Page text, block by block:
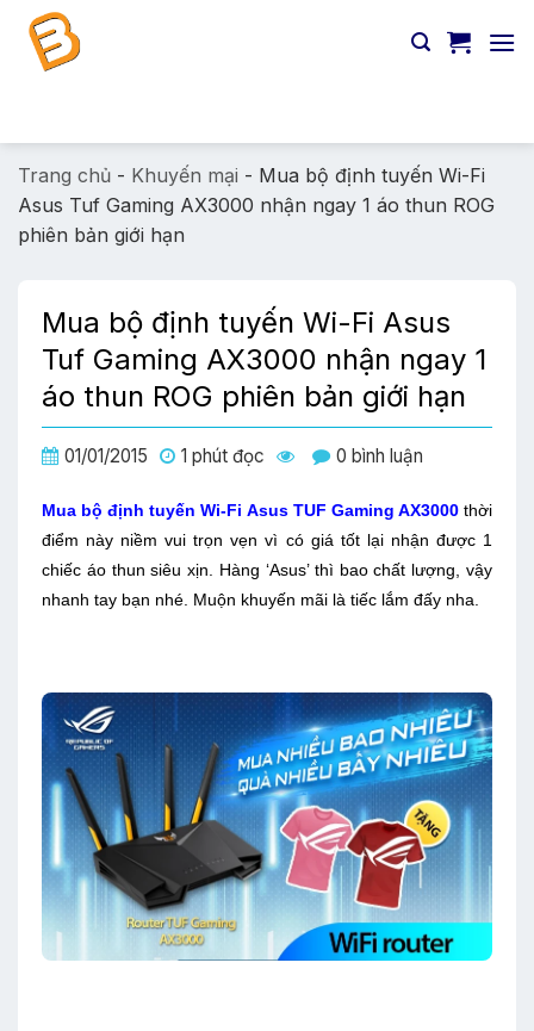
Chuyển
đến
Trang chủ - Khuyến mại - Mua bộ định tuyến Wi-Fi
Asus Tuf Gaming AX3000 nhận ngay 1 áo thun ROG
phiên bản giới hạn
Mua bộ định tuyến Wi-Fi Asus
Tuf Gaming AX3000 nhận ngay 1
áo thun ROG phiên bản giới hạn
01/01/2015 1 phút đọc 0 bình luận
Mua bộ định tuyến Wi-Fi Asus TUF Gaming AX3000thời
điểm này niềm vui trọn vẹn vì có giá tốt lại nhận được 1
chiếc áo thun siêu xịn. Hàng ‘Asus’ thì bao chất lượng, vậy
nhanh tay bạn nhé. Muộn khuyến mãi là tiếc lắm đấy nha.